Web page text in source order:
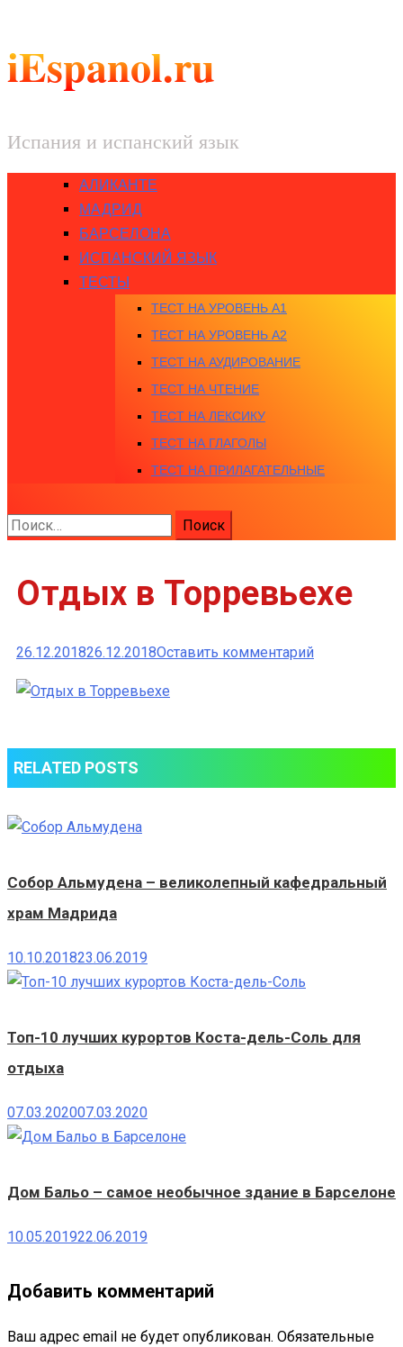
iEspanol.ru
Испания и испанский язык
АЛИКАНТЕ
МАДРИД
БАРСЕЛОНА
ИСПАНСКИЙ ЯЗЫК
ТЕСТЫ
ТЕСТ НА УРОВЕНЬ A1
ТЕСТ НА УРОВЕНЬ A2
ТЕСТ НА АУДИРОВАНИЕ
ТЕСТ НА ЧТЕНИЕ
ТЕСТ НА ЛЕКСИКУ
ТЕСТ НА ГЛАГОЛЫ
ТЕСТ НА ПРИЛАГАТЕЛЬНЫЕ
Найти:
Отдых в Торревьехе
26.12.201826.12.2018Оставить комментарийк
RELATED POSTS
Собор Альмудена – великолепный кафедральный
храм Мадрида
10.10.201823.06.2019
Топ-10 лучших курортов Коста-дель-Соль для
отдыха
07.03.202007.03.2020
Дом Бальо – самое необычное здание в Барселоне
10.05.201922.06.2019
Добавить комментарий
Ваш адрес email не будет опубликован. Обязательные